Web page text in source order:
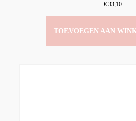
€ 33,10
TOEVOEGEN AAN